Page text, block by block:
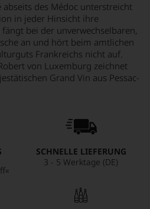
abseits des Médoc unterstreicht
in jeder Hinsicht ihre
bei der unverwechselbaren,
an und hört beim amtlichen
Frankreichs nicht auf.
von Luxemburg zeichnet
Grand Vin aus Pessac-
SCHNELLE LIEFERUNG
3 - 5 Werktage (DE)